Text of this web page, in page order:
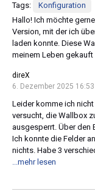
Tags:
Konfiguration
Hallo! Ich möchte
Version, mit der ich
laden konnte. Diese
meinem Leben gekauft
direX
6. Dezember 2025 16:53
Leider komme ich
versucht, die Wallbox
ausgesperrt. Über den
Ich konnte die Felder
nichts. Habe 3
...mehr lesen